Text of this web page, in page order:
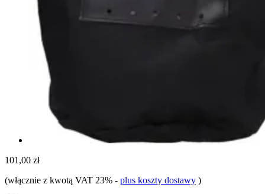
101,00 zł
(włącznie z kwotą VAT 23% - plus koszty dostawy )